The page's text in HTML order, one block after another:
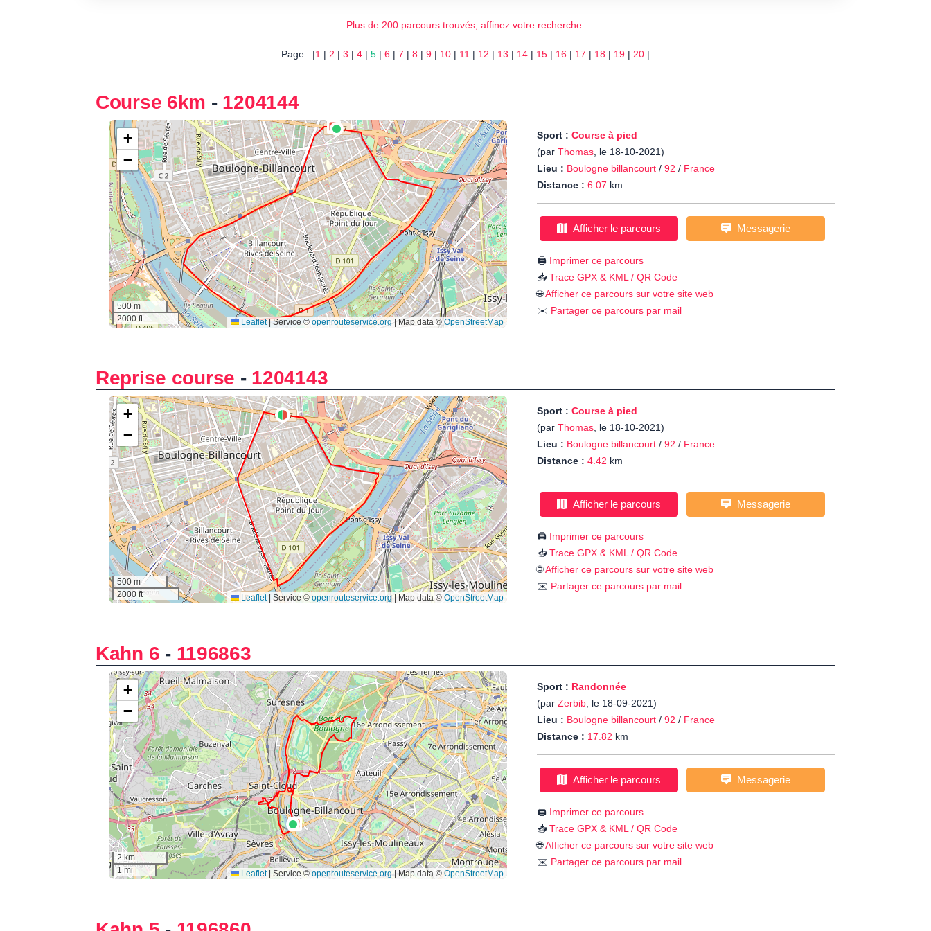
Plus de 200 parcours trouvés, affinez votre recherche.
Page : |1 | 2 | 3 | 4 | 5 | 6 | 7 | 8 | 9 | 10 | 11 | 12 | 13 | 14 | 15 | 16 | 17 | 18 | 19 | 20 |
Course 6km - 1204144
Sport : Course à pied
(par Thomas, le 18-10-2021)
Lieu : Boulogne billancourt / 92 / France
Distance : 6.07 km
Afficher le parcours Messagerie
🖨️ Imprimer ce parcours
📥 Trace GPX & KML / QR Code
🌐Afficher ce parcours sur votre site web
✉️ Partager ce parcours par mail
Reprise course - 1204143
Sport : Course à pied
(par Thomas, le 18-10-2021)
Lieu : Boulogne billancourt / 92 / France
Distance : 4.42 km
Afficher le parcours Messagerie
🖨️ Imprimer ce parcours
📥 Trace GPX & KML / QR Code
🌐Afficher ce parcours sur votre site web
✉️ Partager ce parcours par mail
Kahn 6 - 1196863
Sport : Randonnée
(par Zerbib, le 18-09-2021)
Lieu : Boulogne billancourt / 92 / France
Distance : 17.82 km
Afficher le parcours Messagerie
🖨️ Imprimer ce parcours
📥 Trace GPX & KML / QR Code
🌐Afficher ce parcours sur votre site web
✉️ Partager ce parcours par mail